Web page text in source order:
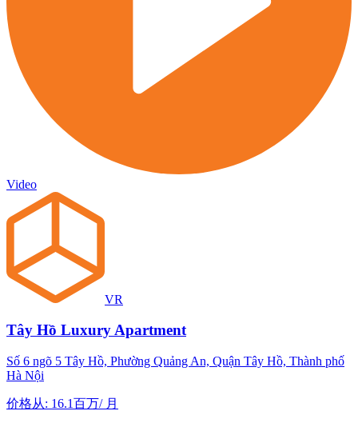
Video
VR
Tây Hồ Luxury Apartment
Số 6 ngõ 5 Tây Hồ, Phường Quảng An, Quận Tây Hồ, Thành phố
Hà Nội
价格从: 16.1百万/月